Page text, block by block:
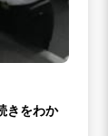
きをわか